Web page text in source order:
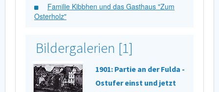
Familie Kibbhen und das Gasthaus "Zum
Osterholz"
Bildergalerien [1]
1901: Partie an der Fulda -
Ostufer einst und jetzt